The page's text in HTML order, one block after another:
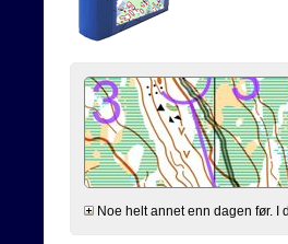
Noe helt annet enn dagen før.